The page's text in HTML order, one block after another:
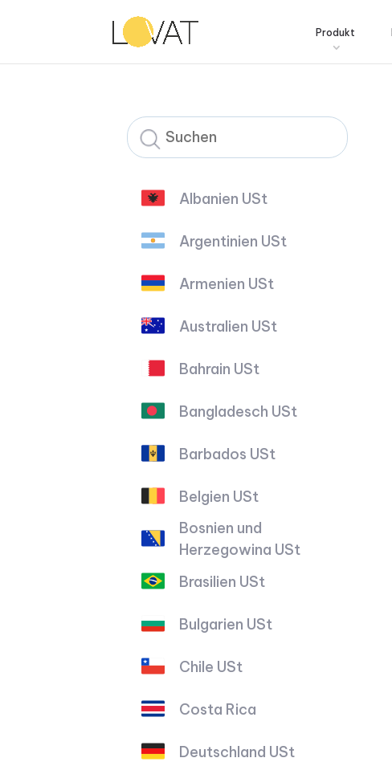
Produkt
Albanien USt
Argentinien USt
Armenien USt
Australien USt
Bahrain USt
Bangladesch USt
Barbados USt
Belgien USt
Bosnien und
Herzegowina USt
Brasilien USt
Bulgarien USt
Chile USt
Costa Rica
Deutschland USt